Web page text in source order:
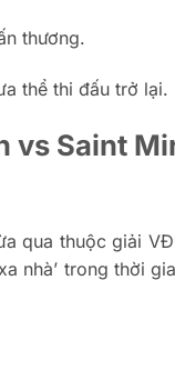
thương.
thể thi đấu trở lại.
vs Saint
qua thuộc giải
nhà’ trong thời